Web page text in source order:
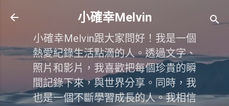
跳到主要內容
小確幸Melvin
小確幸Melvin跟大家問好！我是一個
熱愛紀錄生活點滴的人。透過文字、
照片和影片，我喜歡把每個珍貴的瞬
間記錄下來，與世界分享。同時，我
也是一個不斷學習成長的人。我相信